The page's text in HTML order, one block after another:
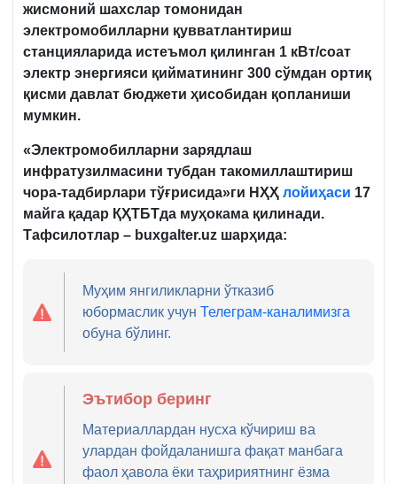
жисмоний шахслар томонидан
электромобилларни қувватлантириш
станцияларида истеъмол қилинган 1 кВт/соат
электр энергияси қийматининг 300 сўмдан ортиқ
қисми давлат бюджети ҳисобидан қопланиши
мумкин.
«Электромобилларни зарядлаш
инфратузилмасини тубдан такомиллаштириш
чора-тадбирлари тўғрисида»ги НҲҲ лойиҳаси 17
майга қадар ҚҲТБТда муҳокама қилинади.
Тафсилотлар – buxgalter.uz шарҳида:
Муҳим янгиликларни ўтказиб
юбормаслик учунТелеграм-каналимизга
обуна бўлинг.
Эътибор беринг
Материаллардан нусха кўчириш ва
улардан фойдаланишга фақат манбага
фаол ҳавола ёки таҳририятнинг ёзма